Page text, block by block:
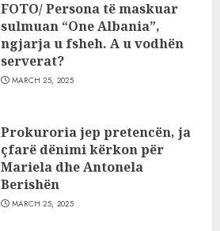
FOTO/ Persona të maskuar
sulmuan “One Albania”,
ngjarja u fsheh. A u vodhën
serverat?
MARCH 25, 2025
Prokuroria jep pretencën, ja
çfarë dënimi kërkon për
Mariela dhe Antonela
Berishën
MARCH 25, 2025